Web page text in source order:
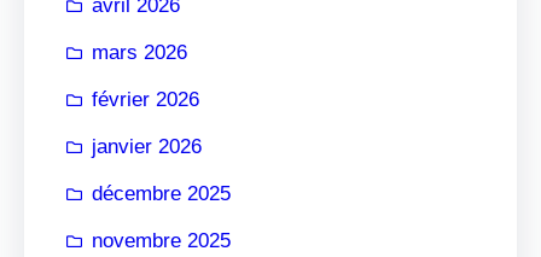
avril 2026
mars 2026
février 2026
janvier 2026
décembre 2025
novembre 2025